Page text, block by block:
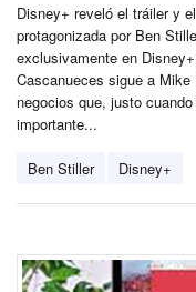
Disney+ reveló el tráiler y
protagonizada por Ben
exclusivamente en
Cascanueces sigue a
negocios que, justo
importante...
Ben Stiller Disney+